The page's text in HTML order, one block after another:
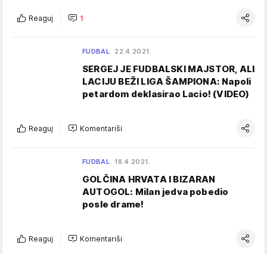
Reaguj 1
FUDBAL 22.4.2021.
SERGEJ JE FUDBALSKI MAJSTOR, ALI
LACIJU BEŽI LIGA ŠAMPIONA: Napoli
petardom deklasirao Lacio! (VIDEO)
Reaguj Komentariši
FUDBAL 18.4.2021.
GOLČINA HRVATA I BIZARAN
AUTOGOL: Milan jedva pobedio
posle drame!
Reaguj Komentariši